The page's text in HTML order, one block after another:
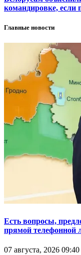
командировке, если
Главные новости
Есть вопросы,
прямой телефонной
07 августа, 2026 09:40